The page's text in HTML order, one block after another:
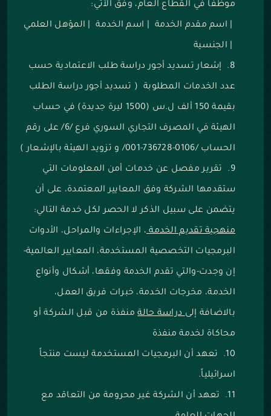
موظفاً في القطاع العام، وفق الآتي:
اسم مقدم الخدمة اسم الخدمة المؤهل العلمي
الجنسية
إشعار تسديد أجور دراسة طلب الاعتمادية حسب
عدد الخدمات المطلوبة ( تسديد أجور دراسة الطلب
بقيمة 150 ألف ل.س (1500 ليرة جديدة) في حساب
الهيئة في المصرف التجاري السوري فرع /6/ على رقم
الحساب /0106-736728-001/ و تزويد الهيئة بالإشعار )
تقرير مفصل عن خدمات أمن المعلومات التي
ستقدمها الشركة وفق المعايير المعتمدة، على أن
يتضمن على سبيل الذكر لا الحصر لكل خدمة التالي:
منهجية تقديم الخدمة، الإجراءات والمراحل، الأدوات
البرمجيات التخصصية المستخدمة، المعايير العالمية-
إن وجدت-والتي تقدم الخدمة وفقها، أشكال وأنواع
الخدمة، مخرجات الخدمة، خبرات فريق العمل،
بالاضافة إلىدراسة حالةمنفذة من قبل الشركة أو
محاكاة لخدمة منفذة
تعهد أن البرمجيات المستخدمة ليست منتجاً
اسرائيلياً.
تعهد أن الشركة غير محرومة من التعاقد مع